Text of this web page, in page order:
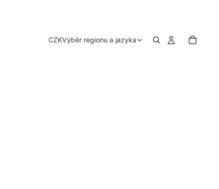
CZKVýběr regionu a jazyka